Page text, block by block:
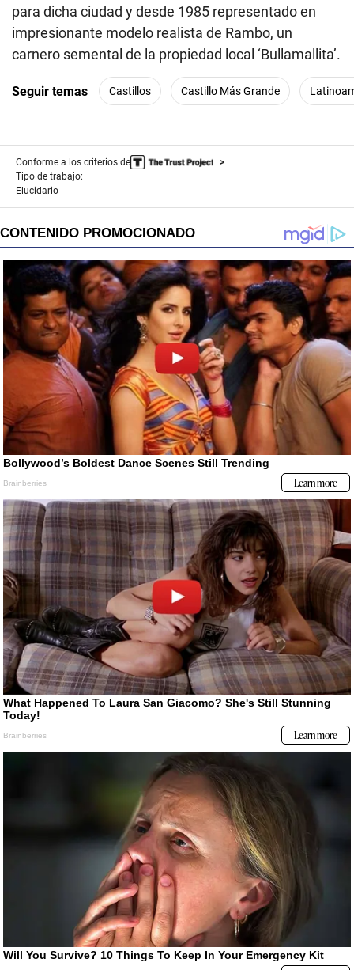
para dicha ciudad y desde 1985 representado en
impresionante modelo realista de Rambo, un
carnero semental de la propiedad local ‘Bullamallita’.
Seguir temas Castillos Castillo Más Grande
Conforme a los criterios de
Tipo de trabajo:
Elucidario